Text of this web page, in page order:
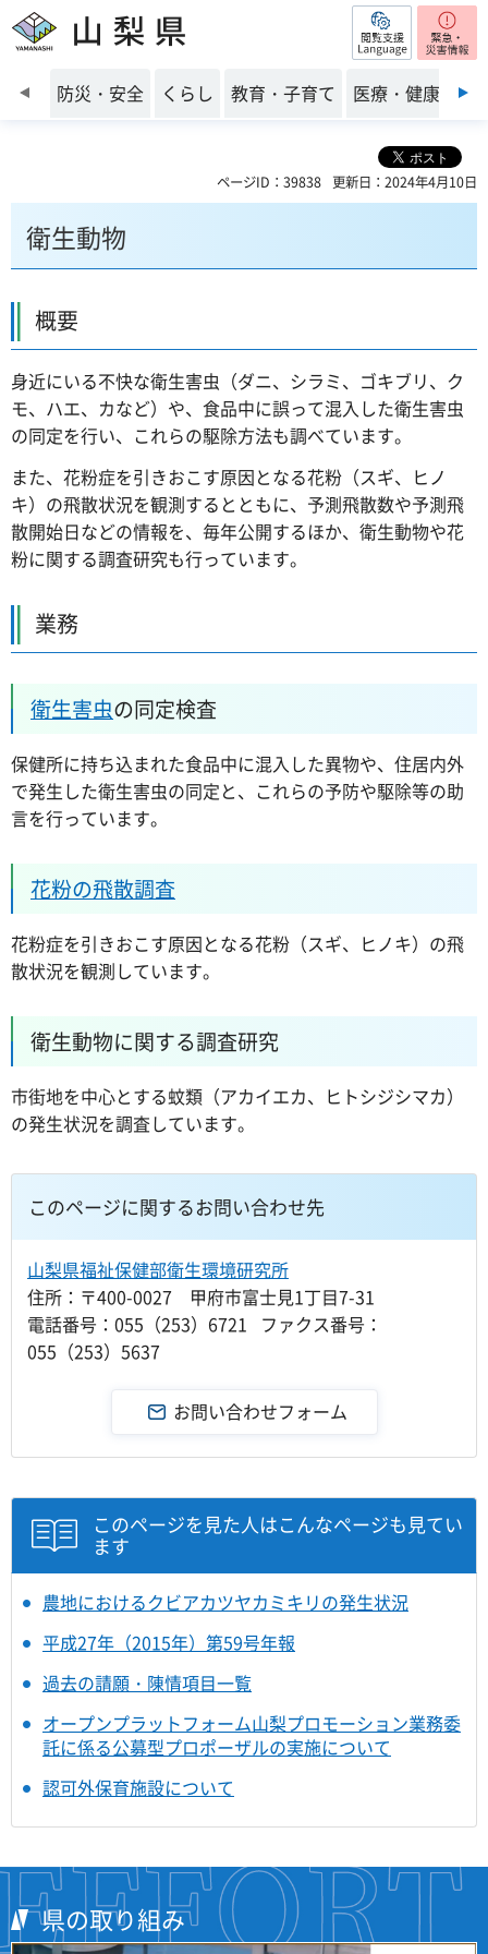
山梨県 閲覧支援
前のスライドを表示
防災・安全 くらし 教育・子育て 医療・健康・福
ページID：39838 更新日：2024年4月10日
衛生動物
概要
身近にいる不快な衛生害虫（ダニ、シラミ、ゴキブリ、ク
モ、ハエ、カなど）や、食品中に誤って混入した衛生害虫
の同定を行い、これらの駆除方法も調べています。
また、花粉症を引きおこす原因となる花粉（スギ、ヒノ
キ）の飛散状況を観測するとともに、予測飛散数や予測飛
散開始日などの情報を、毎年公開するほか、衛生動物や花
粉に関する調査研究も行っています。
業務
衛生害虫の同定検査
保健所に持ち込まれた食品中に混入した異物や、住居内外
で発生した衛生害虫の同定と、これらの予防や駆除等の助
言を行っています。
花粉の飛散調査
花粉症を引きおこす原因となる花粉（スギ、ヒノキ）の飛
散状況を観測しています。
衛生動物に関する調査研究
市街地を中心とする蚊類（アカイエカ、ヒトシジシマカ）
の発生状況を調査しています。
このページに関するお問い合わせ先
山梨県福祉保健部衛生環境研究所
住所：〒400-0027 甲府市富士見1丁目7-31
電話番号：055（253）6721 ファクス番号：
055（253）5637
このページを見た人はこんなページも見てい
ます
農地におけるクビアカツヤカミキリの発生状況
平成27年（2015年）第59号年報
過去の請願・陳情項目一覧
オープンプラットフォーム山梨プロモーション業務委
託に係る公募型プロポーザルの実施について
認可外保育施設について
県の取り組み